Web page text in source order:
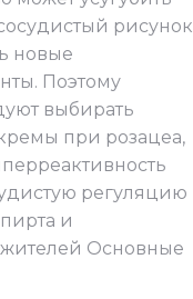
рисунок
новые
Поэтому
выбирать
при розацеа,
регуляцию
и
Основные